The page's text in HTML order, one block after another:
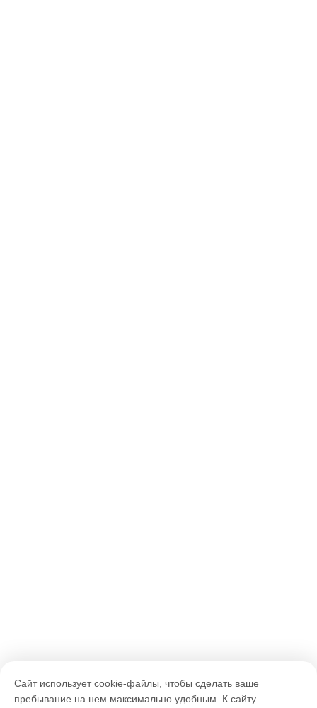
Сайт использует cookie-файлы, чтобы сделать ваше
пребывание на нем максимально удобным. К cайту